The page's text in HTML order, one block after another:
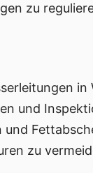
zu
und
und
zu